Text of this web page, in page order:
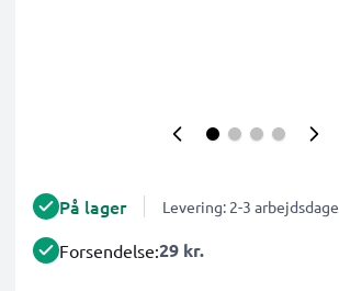
På lager Levering: 2-3 arbejdsdage
Forsendelse:29 kr.